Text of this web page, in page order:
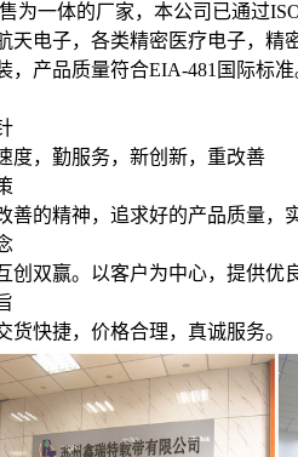
为一体的厂家，本公司已通过
天电子，各类精密医疗电子，精
，产品质量符合EIA-481国际标准
度，勤服务，新创新，重改善
善的精神，追求好的产品质量，
创双赢。以客户为中心，提供优
货快捷，价格合理，真诚服务。